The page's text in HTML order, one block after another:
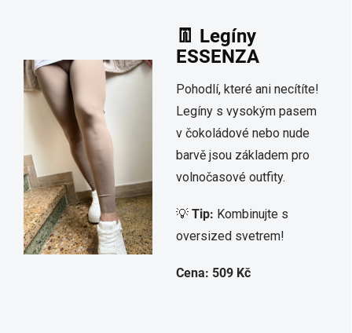
👖 Legíny
ESSENZA
Pohodlí, které ani necítíte!
Legíny s vysokým pasem
v čokoládové nebo nude
barvě jsou základem pro
volnočasové outfity.
💡 Tip: Kombinujte s
oversized svetrem!
Cena: 509 Kč